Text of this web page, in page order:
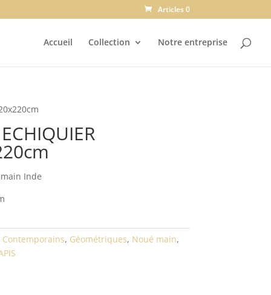
Articles 0
Accueil Collection Notre entreprise
Inde
Contemporains, Géométriques, Noué main,